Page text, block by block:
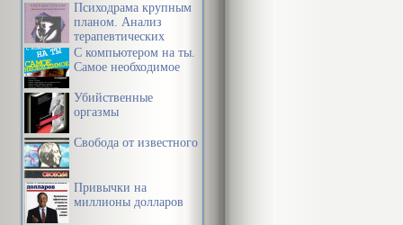
Психодрама крупным
планом. Анализ
терапевтических
механизмов
С компьютером на ты.
Самое необходимое
Убийственные
оргазмы
Свобода от известного
Привычки на
миллионы долларов